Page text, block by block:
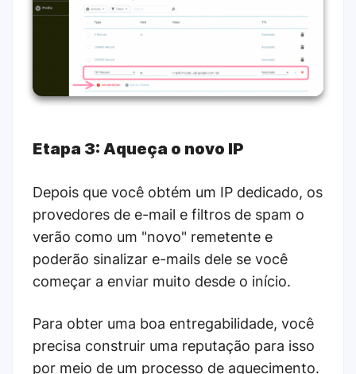
Etapa 3: Aqueça o novo IP
Depois que você obtém um IP dedicado, os
provedores de e-mail e filtros de spam o
verão como um "novo" remetente e
poderão sinalizar e-mails dele se você
começar a enviar muito desde o início.
Para obter uma boa entregabilidade, você
precisa construir uma reputação para isso
por meio de um processo de aquecimento.